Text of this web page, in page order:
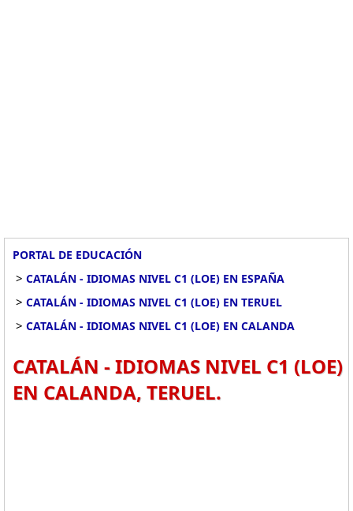
PORTAL DE EDUCACIÓN
> CATALÁN - IDIOMAS NIVEL C1 (LOE) EN ESPAÑA
> CATALÁN - IDIOMAS NIVEL C1 (LOE) EN TERUEL
> CATALÁN - IDIOMAS NIVEL C1 (LOE) EN CALANDA
CATALÁN - IDIOMAS NIVEL C1 (LOE)
EN CALANDA, TERUEL.